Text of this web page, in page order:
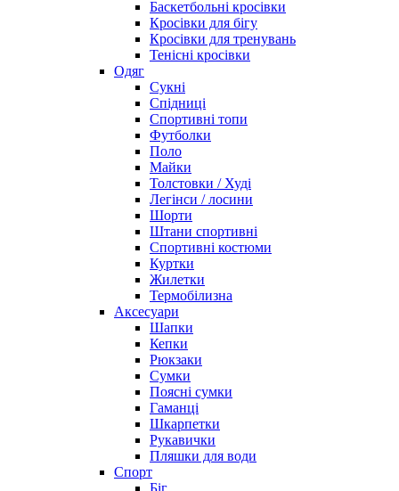
Баскетбольні кросівки
Кросівки для бігу
Кросівки для тренувань
Тенісні кросівки
Одяг
Сукні
Спідниці
Спортивні топи
Футболки
Поло
Майки
Толстовки / Худі
Легінси / лосини
Шорти
Штани спортивні
Спортивні костюми
Куртки
Жилетки
Термобілизна
Аксесуари
Шапки
Кепки
Рюкзаки
Сумки
Поясні сумки
Гаманці
Шкарпетки
Рукавички
Пляшки для води
Спорт
Біг